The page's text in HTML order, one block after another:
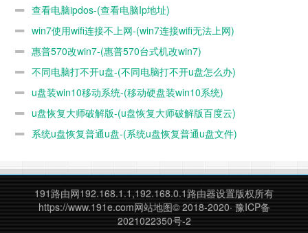
奥睿科USFD-J快闪U盘的整体设计有些类似集装箱，其采用
查看电脑ipdos-(查看电脑Ip地址)
win7使用wifi连接不上网-(win7连接wifi无法上网)
惠普570改win7-(惠普570台式机改win7)
不同电脑打不开u盘-(不同电脑打不开u盘怎么办)
u盘装win10移动系统-(移动硬盘装win10系统)
u盘恢复大师破解版-(u盘恢复大师破解版百度云)
系统u盘恢复普通u盘-(系统u盘恢复普通u盘文件)
191路由网192.168.1.1,192.168.0.1路由器设置版权所有
https://www.191e.com网站地图© 2018-2020· 豫ICP备
2021022350号-2